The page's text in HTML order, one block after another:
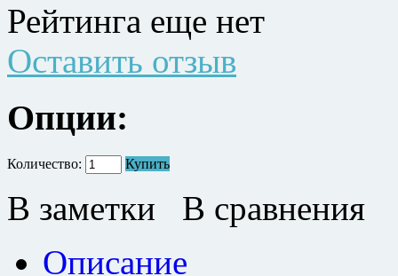
Рейтинга еще нет
Оставить отзыв
Опции:
Количество: Купить
В заметки
В сравнения
Описание